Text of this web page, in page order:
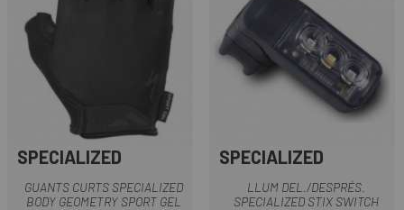
SPECIALIZED
GUANTS CURTS SPECIALIZED
BODY GEOMETRY SPORT GEL
SPECIALIZED
LLUM DEL./DESPRÉS.
SPECIALIZED STIX SWITCH